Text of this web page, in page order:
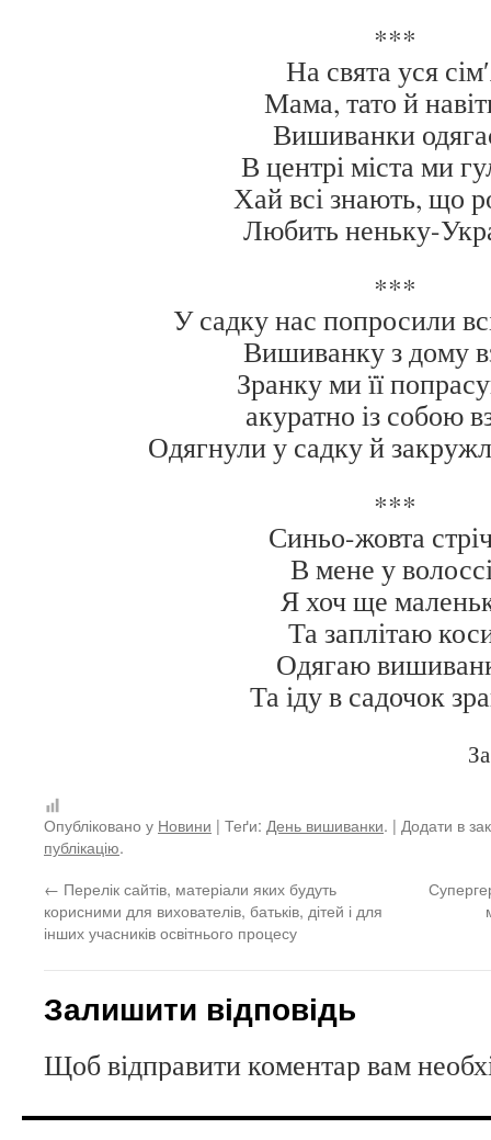
***
На свята уся
Мама, тато й
Вишиванки
В центрі міста ми
Хай всі знають, що
Любить неньку-
***
У садку нас попросили
Вишиванку з дому
Зранку ми її
акуратно із собою
Одягнули у садку й
***
Синьо-жовта
В мене у
Я хоч ще
Та заплітаю
Одягаю
Та іду в садочок
Опубліковано у Новини | Теґи: День вишиванки. | Додати в
публікацію.
← Перелік сайтів, матеріали яких будуть
корисними для вихователів, батьків, дітей і для
інших учасників освітнього процесу
Залишити відповідь
Щоб відправити коментар вам